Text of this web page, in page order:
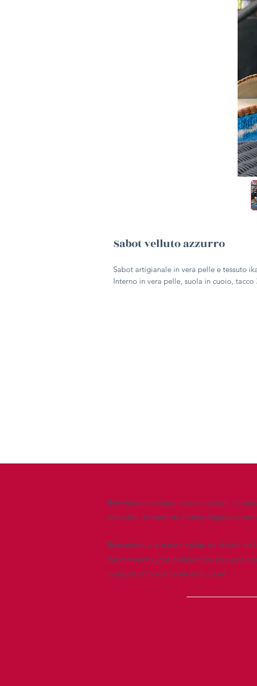
Sabot velluto azzurro
Sabot artigianale in vera pelle e tessuto
Interno in vera pelle, suola in cuoio,
Bienvenido a allegra eclectic design, la
selección de nuestras últimas llegadas y
Bienvenido a la tienda online de diseño
del momento y tus preferencias ¡Navega
compras cómodamente en tu casa!